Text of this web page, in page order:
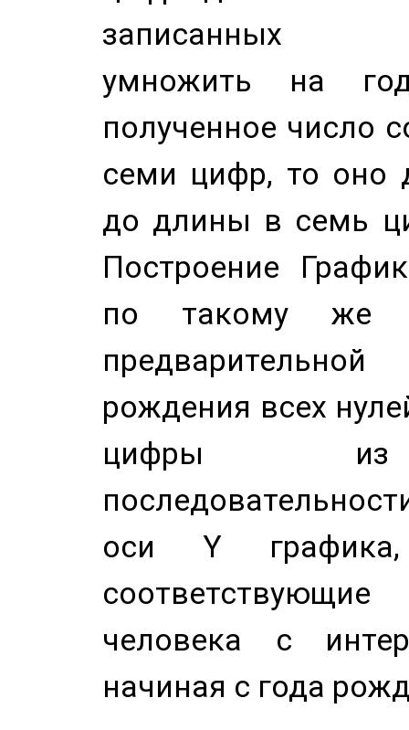
записанных
умножить на
полученное число
семи цифр, то оно
до длины в семь
Построение
по такому же
рождения всех
цифры из
оси Y
человека с
начиная с года